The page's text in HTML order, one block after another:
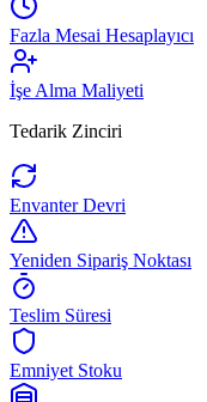
Fazla Mesai Hesaplayıcı
İşe Alma Maliyeti
Tedarik Zinciri
Envanter Devri
Yeniden Sipariş Noktası
Teslim Süresi
Emniyet Stoku